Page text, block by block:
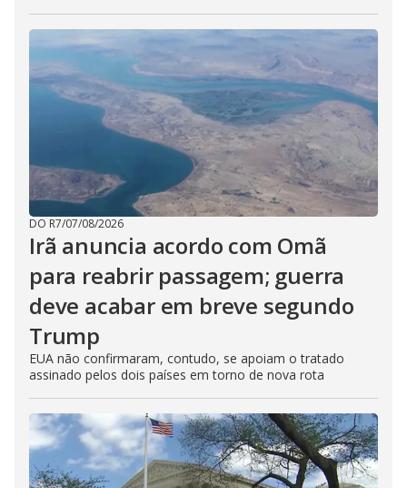
DO R7/07/08/2026
Irã anuncia acordo com Omã
para reabrir passagem; guerra
deve acabar em breve segundo
Trump
EUA não confirmaram, contudo, se apoiam o tratado
assinado pelos dois países em torno de nova rota